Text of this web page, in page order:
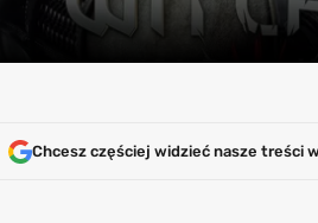
Chcesz częściej widzieć nasze treści